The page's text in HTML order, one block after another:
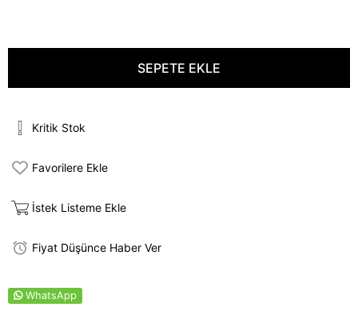
Kritik Stok
Favorilere Ekle
İstek Listeme Ekle
Fiyat Düşünce Haber Ver
WhatsApp